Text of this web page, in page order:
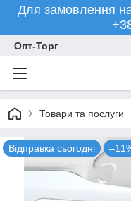
Для замовлення
Опт-Торг
Товари та послуги
Відправка сьогодні